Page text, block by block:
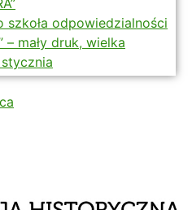
szkoła odpowiedzialności
– mały druk, wielka